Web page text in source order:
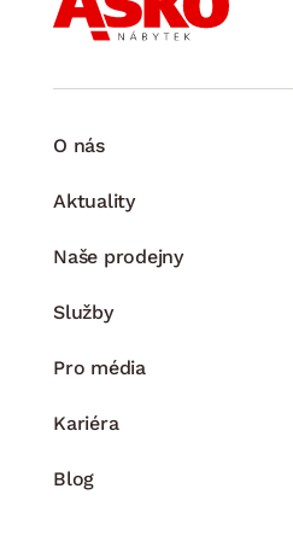
O nás
Aktuality
Naše prodejny
Služby
Pro média
Kariéra
Blog